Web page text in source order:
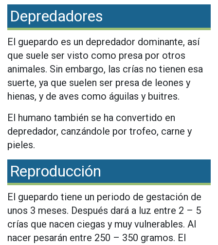
Depredadores
El guepardo es un depredador dominante, así
que suele ser visto como presa por otros
animales. Sin embargo, las crías no tienen esa
suerte, ya que suelen ser presa de leones y
hienas, y de aves como águilas y buitres.
El humano también se ha convertido en
depredador, canzándole por trofeo, carne y
pieles.
Reproducción
El guepardo tiene un periodo de gestación de
unos 3 meses. Después dará a luz entre 2 – 5
crías que nacen ciegas y muy vulnerables. Al
nacer pesarán entre 250 – 350 gramos. El